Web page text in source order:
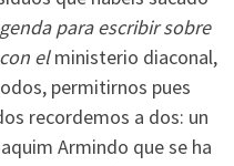
para escribir sobre
elministerio diaconal,
permitirnos pues
recordemos a dos: un
Armindo que se ha